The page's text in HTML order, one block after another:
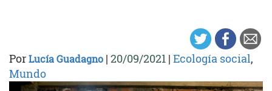
PorLucía Guadagno | 20/09/2021 | Ecología social,
Mundo